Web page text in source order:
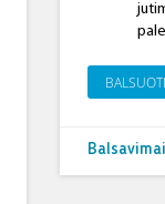
BALSUOTI
Balsavimai